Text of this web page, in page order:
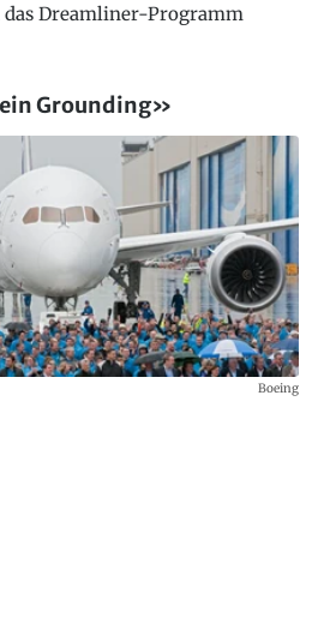
Dreamliner-Programm
Grounding»
Boeing